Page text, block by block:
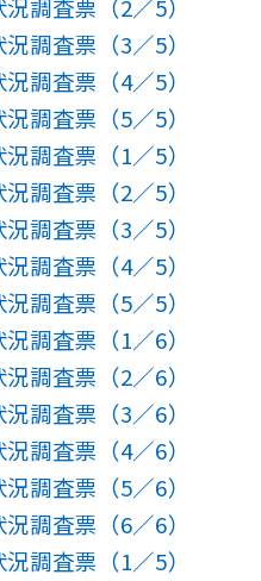
調査票（2／5）
調査票（3／5）
調査票（4／5）
調査票（5／5）
調査票（1／5）
調査票（2／5）
調査票（3／5）
調査票（4／5）
調査票（5／5）
調査票（1／6）
調査票（2／6）
調査票（3／6）
調査票（4／6）
調査票（5／6）
調査票（6／6）
調査票（1／5）